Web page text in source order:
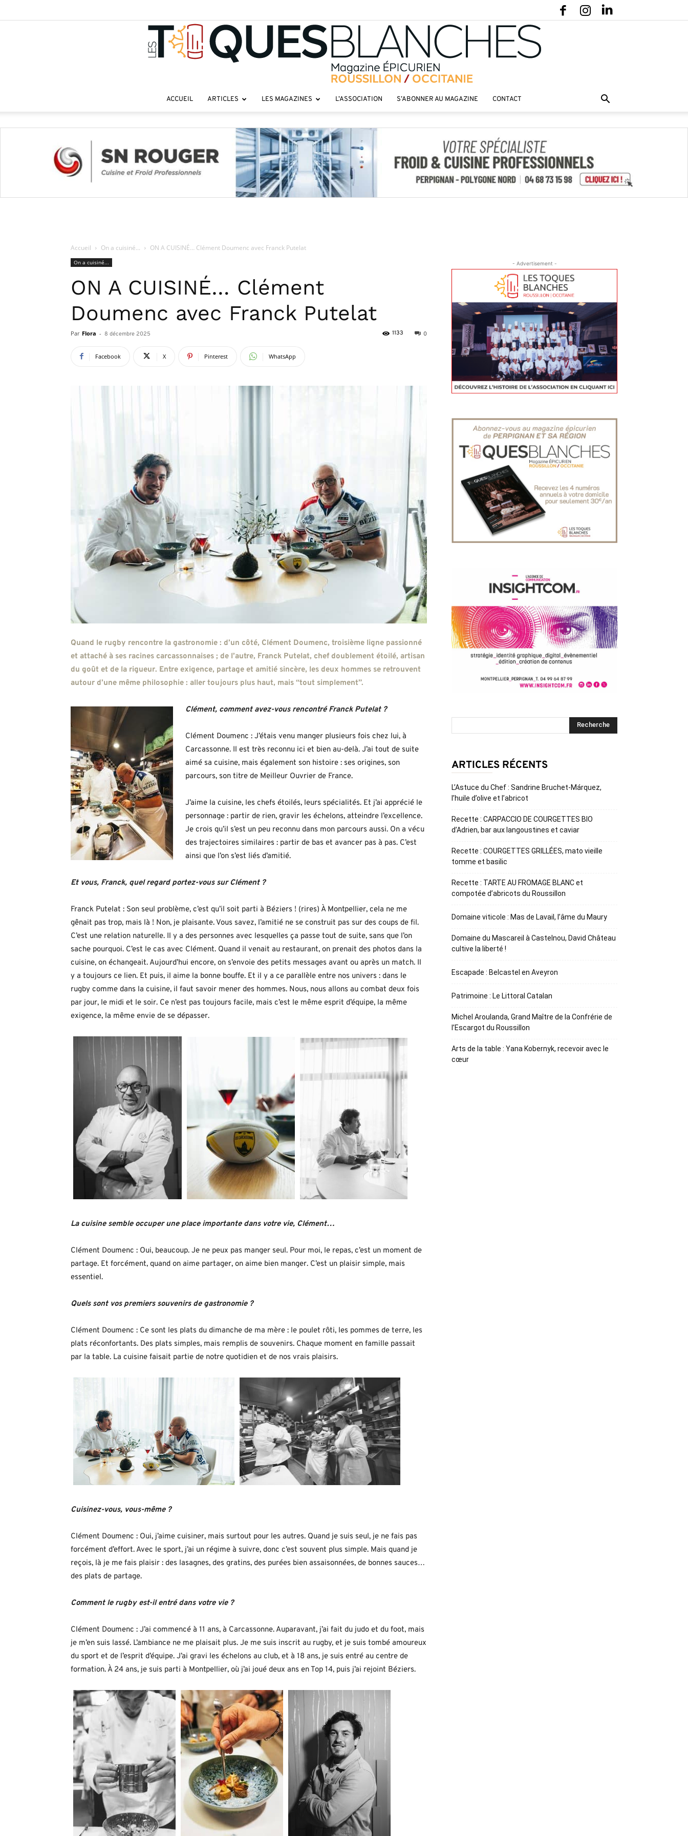
roussillon
ACCUEIL ARTICLES LES MAGAZINES L’ASSOCIATION S’ABONNER AU MAGAZINE CONTACT
Accueil On a cuisiné... ON A CUISINÉ… Clément Doumenc avec Franck Putelat
On a cuisiné...
ON A CUISINÉ… Clément
Doumenc avec Franck Putelat
Par Flora - 8 décembre 2025 0
1133
Facebook X Pinterest WhatsApp
Quand le rugby rencontre la gastronomie : d’un côté, Clément Doumenc, troisième ligne passionné
et attaché à ses racines carcassonnaises ; de l’autre, Franck Putelat, chef doublement étoilé, artisan
du goût et de la rigueur. Entre exigence, partage et amitié sincère, les deux hommes se retrouvent
autour d’une même philosophie : aller toujours plus haut, mais “tout simplement”.
Clément, comment avez-vous rencontré Franck Putelat ?
Clément Doumenc : J’étais venu manger plusieurs fois chez lui, à
Carcassonne. Il est très reconnu ici et bien au-delà. J’ai tout de suite
aimé sa cuisine, mais également son histoire : ses origines, son
parcours, son titre de Meilleur Ouvrier de France.
J’aime la cuisine, les chefs étoilés, leurs spécialités. Et j’ai apprécié le
personnage : partir de rien, gravir les échelons, atteindre l’excellence.
Je crois qu’il s’est un peu reconnu dans mon parcours aussi. On a vécu
des trajectoires similaires : partir de bas et avancer pas à pas. C’est
ainsi que l’on s’est liés d’amitié.
Et vous, Franck, quel regard portez-vous sur Clément ?
Franck Putelat : Son seul problème, c’est qu’il soit parti à Béziers ! (rires) À Montpellier, cela ne me
gênait pas trop, mais là ! Non, je plaisante. Vous savez, l’amitié ne se construit pas sur des coups de fil.
C’est une relation naturelle. Il y a des personnes avec lesquelles ça passe tout de suite, sans que l’on
sache pourquoi. C’est le cas avec Clément. Quand il venait au restaurant, on prenait des photos dans la
cuisine, on échangeait. Aujourd’hui encore, on s’envoie des petits messages avant ou après un match. Il
y a toujours ce lien. Et puis, il aime la bonne bouffe. Et il y a ce parallèle entre nos univers : dans le
rugby comme dans la cuisine, il faut savoir mener des hommes. Nous, nous allons au combat deux fois
par jour, le midi et le soir. Ce n’est pas toujours facile, mais c’est le même esprit d’équipe, la même
exigence, la même envie de se dépasser.
La cuisine semble occuper une place importante dans votre vie, Clément…
Clément Doumenc : Oui, beaucoup. Je ne peux pas manger seul. Pour moi, le repas, c’est un moment de
partage. Et forcément, quand on aime partager, on aime bien manger. C’est un plaisir simple, mais
essentiel.
Quels sont vos premiers souvenirs de gastronomie ?
Clément Doumenc : Ce sont les plats du dimanche de ma mère : le poulet rôti, les pommes de terre, les
plats réconfortants. Des plats simples, mais remplis de souvenirs. Chaque moment en famille passait
par la table. La cuisine faisait partie de notre quotidien et de nos vrais plaisirs.
Cuisinez-vous, vous-même ?
Clément Doumenc : Oui, j’aime cuisiner, mais surtout pour les autres. Quand je suis seul, je ne fais pas
forcément d’effort. Avec le sport, j’ai un régime à suivre, donc c’est souvent plus simple. Mais quand je
reçois, là je me fais plaisir : des lasagnes, des gratins, des purées bien assaisonnées, de bonnes sauces…
des plats de partage.
Comment le rugby est-il entré dans votre vie ?
Clément Doumenc : J’ai commencé à 11 ans, à Carcassonne. Auparavant, j’ai fait du judo et du foot, mais
je m’en suis lassé. L’ambiance ne me plaisait plus. Je me suis inscrit au rugby, et je suis tombé amoureux
du sport et de l’esprit d’équipe. J’ai gravi les échelons au club, et à 18 ans, je suis entré au centre de
formation. À 24 ans, je suis parti à Montpellier, où j’ai joué deux ans en Top 14, puis j’ai rejoint Béziers.
- Advertisement -
ARTICLES RÉCENTS
L’Astuce du Chef : Sandrine Bruchet-Márquez,
l’huile d’olive et l’abricot
Recette : CARPACCIO DE COURGETTES BIO
d’Adrien, bar aux langoustines et caviar
Recette : COURGETTES GRILLÉES, mato vieille
tomme et basilic
Recette : TARTE AU FROMAGE BLANC et
compotée d’abricots du Roussillon
Domaine viticole : Mas de Lavail, l’âme du Maury
Domaine du Mascareil à Castelnou, David Château
cultive la liberté !
Escapade : Belcastel en Aveyron
Patrimoine : Le Littoral Catalan
Michel Aroulanda, Grand Maître de la Confrérie de
l’Escargot du Roussillon
Arts de la table : Yana Kobernyk, recevoir avec le
cœur